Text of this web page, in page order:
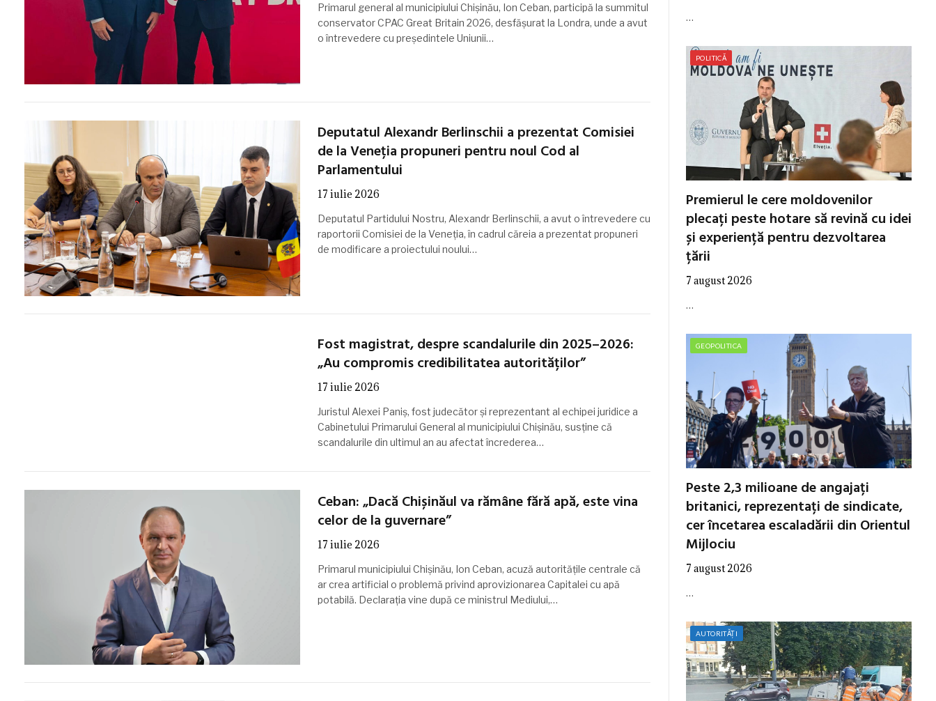
Primarul general al municipiului Chișinău, Ion Ceban, participă la summitul
conservator CPAC Great Britain 2026, desfășurat la Londra, unde a avut
o întrevedere cu președintele Uniunii…
Deputatul Alexandr Berlinschii a prezentat Comisiei
de la Veneția propuneri pentru noul Cod al
Parlamentului
17 iulie 2026
Deputatul Partidului Nostru, Alexandr Berlinschii, a avut o întrevedere cu
raportorii Comisiei de la Veneția, în cadrul căreia a prezentat propuneri
de modificare a proiectului noului…
Fost magistrat, despre scandalurile din 2025–2026:
„Au compromis credibilitatea autorităților”
17 iulie 2026
Juristul Alexei Paniș, fost judecător și reprezentant al echipei juridice a
Cabinetului Primarului General al municipiului Chișinău, susține că
scandalurile din ultimul an au afectat încrederea…
Ceban: „Dacă Chișinăul va rămâne fără apă, este vina
celor de la guvernare”
17 iulie 2026
Primarul municipiului Chișinău, Ion Ceban, acuză autoritățile centrale că
ar crea artificial o problemă privind aprovizionarea Capitalei cu apă
potabilă. Declarația vine după ce ministrul Mediului,…
…
POLITICĂ
Premierul le cere moldovenilor
plecați peste hotare să revină cu idei
și experiență pentru dezvoltarea
țării
7 august 2026
…
GEOPOLITICA
Peste 2,3 milioane de angajați
britanici, reprezentați de sindicate,
cer încetarea escaladării din Orientul
Mijlociu
7 august 2026
…
AUTORITĂȚI